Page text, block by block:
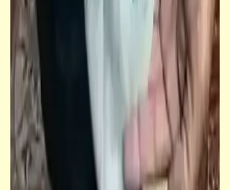
شبح الرئيس يضع أكليل الزهور على شهداء
الجزائر